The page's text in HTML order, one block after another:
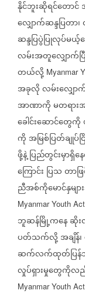
နိုင်ဘူးဆိုရင်တောင်
လျှောက်ဆန္ဒပြတာ၊
ဆန္ဒပြပွဲပြုလုပ်မယ့်
လမ်းအတူလျှောက်ပ
တယ်လို့ Myanmar
အခုလိုလမ်းလျှော
အာဏာကိုမတရား
ခေါင်းဆောင်တွေကို
ကိုအမြစ်ပြတ်ချုပ်င
ဖို့နဲ့ပြည်တွင်းမှာရှိန
ကြောင်း ပြသတာ
ညီအစ်ကိုမောင်နှမျာ
Myanmar Youth
ဘူဆန်မြို့ကနေဆို
ပတ်သက်လို့အချိန်၊
ဆက်လက်ထုတ်ပြန်သွာ
လှုပ်ရှားမှုတွေကိုလ
Myanmar Youth